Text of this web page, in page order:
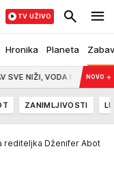
Hronika Planeta
TV UŽIVO
NESTAJE PREDNOVO →
ZANIMLJIVOSTI
rediteljka Dženifer Abot